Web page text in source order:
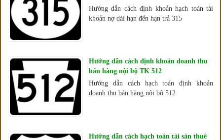
Hướng dẫn cách định khoản hạch toán tài
khoản nợ dài hạn đến hạn trả 315
Hướng dẫn cách định khoản doanh thu
bán hàng nội bộ TK 512
Hướng dẫn cách hạch toán định khoản
doanh thu bán hàng nội bộ 512
Hướng dẫn cách hạch toán tài sản thuê